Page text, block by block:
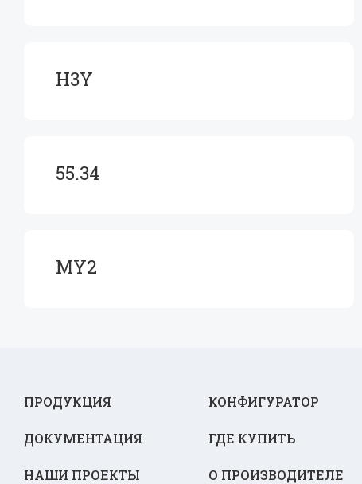
H3Y
55.34
MY2
ПРОДУКЦИЯ КОНФИГУРАТОР
ДОКУМЕНТАЦИЯ ГДЕ КУПИТЬ
НАШИ ПРОЕКТЫ О ПРОИЗВОДИТЕЛЕ